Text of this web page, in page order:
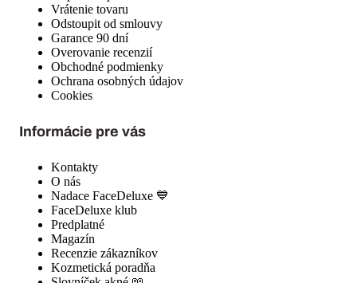
Vrátenie tovaru
Odstoupit od smlouvy
Garance 90 dní
Overovanie recenzií
Obchodné podmienky
Ochrana osobných údajov
Cookies
Informácie pre vás
Kontakty
O nás
Nadace FaceDeluxe 💙
FaceDeluxe klub
Predplatné
Magazín
Recenzie zákazníkov
Kozmetická poradňa